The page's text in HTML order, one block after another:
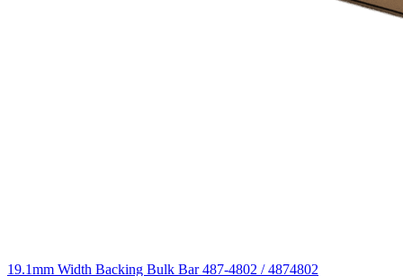
19.1mm Width Backing Bulk Bar 487-4802 / 4874802